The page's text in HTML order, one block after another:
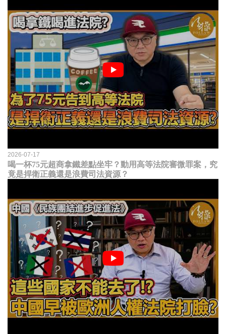
2026-07-17
喝一杯75元超商拿鐵差點坐牢？動用高等法院審微罪案，究
竟是捍衛正義還是浪費司法資源？